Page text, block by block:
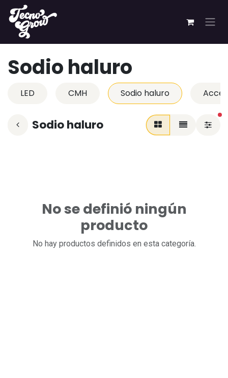
Ir al contenido
Sodio haluro
LED CMH Sodio haluro
Sodio haluro
No se definió ningún
producto
No hay productos definidos en esta categoría.